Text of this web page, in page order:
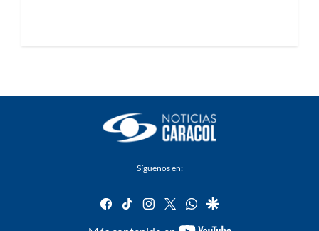
Síguenos en:
facebook
tiktok instagram
twitterwhatsapp
google